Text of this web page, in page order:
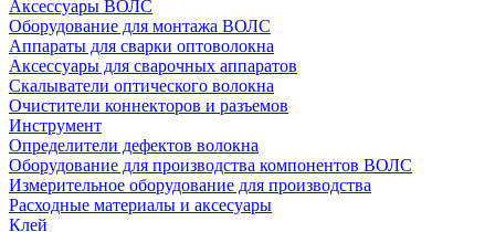
Аксессуары ВОЛС
Оборудование для монтажа ВОЛС
Аппараты для сварки оптоволокна
Аксессуары для сварочных аппаратов
Скалыватели оптического волокна
Очистители коннекторов и разъемов
Инструмент
Определители дефектов волокна
Оборудование для производства компонентов ВОЛС
Измерительное оборудование для производства
Расходные материалы и аксесуары
Клей